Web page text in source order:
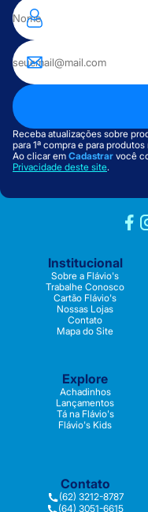
Receba atualizações sobre
para 1ª compra e para
Ao clicar em Cadastrar você
Privacidade deste site.
Institucional
Sobre a Flávio's
Trabalhe Conosco
Cartão Flávio's
Nossas Lojas
Contato
Mapa do Site
Explore
Achadinhos
Lançamentos
Tá na Flávio's
Flávio's Kids
Contato
(62) 3212-8787
(64) 3051-6615